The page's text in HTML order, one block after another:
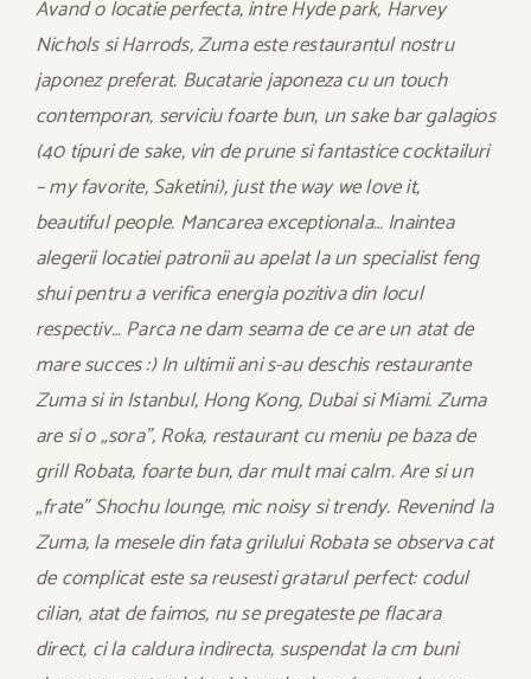
Avand o locatie perfecta, intre Hyde park, Harvey
Nichols si Harrods, Zuma este restaurantul nostru
japonez preferat. Bucatarie japoneza cu un touch
contemporan, serviciu foarte bun, un sake bar galagios
(40 tipuri de sake, vin de prune si fantastice cocktailuri
– my favorite, Saketini), just the way we love it,
beautiful people. Mancarea exceptionala… Inaintea
alegerii locatiei patronii au apelat la un specialist feng
shui pentru a verifica energia pozitiva din locul
respectiv… Parca ne dam seama de ce are un atat de
mare succes :) In ultimii ani s-au deschis restaurante
Zuma si in Istanbul, Hong Kong, Dubai si Miami. Zuma
are si o „sora”, Roka, restaurant cu meniu pe baza de
grill Robata, foarte bun, dar mult mai calm. Are si un
„frate” Shochu lounge, mic noisy si trendy. Revenind la
Zuma, la mesele din fata grilului Robata se observa cat
de complicat este sa reusesti gratarul perfect: codul
cilian, atat de faimos, nu se pregateste pe flacara
direct, ci la caldura indirecta, suspendat la cm buni